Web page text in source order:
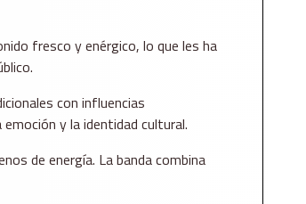
fresco y enérgico, lo que les ha
con influencias
y la identidad cultural.
de energía. La banda combina